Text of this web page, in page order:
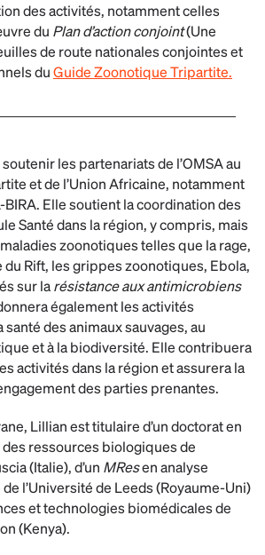
des activités, notamment celles
du Plan d’action conjoint(Une
de route nationales conjointes et
duGuide Zoonotique Tripartite.
les partenariats de l’OMSA au
et de l’Union Africaine, notamment
BIRA. Elle soutient la coordination des
Santé dans la région, y compris, mais
zoonotiques telles que la rage,
du Rift, les grippes zoonotiques, Ebola,
sur larésistance aux antimicrobiens
également les activités
santé des animaux sauvages, au
et à la biodiversité. Elle contribuera
activités dans la région et assurera la
des parties prenantes.
Lillian est titulaire d’un doctorat en
ressources biologiques de
(Italie), d’un MResen analyse
l’Université de Leeds (Royaume-Uni)
et technologies biomédicales de
(Kenya).